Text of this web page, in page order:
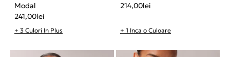
Modal
241,00lei
+ 3 Culori In Plus
214,00lei
+ 1 Inca o Culoare